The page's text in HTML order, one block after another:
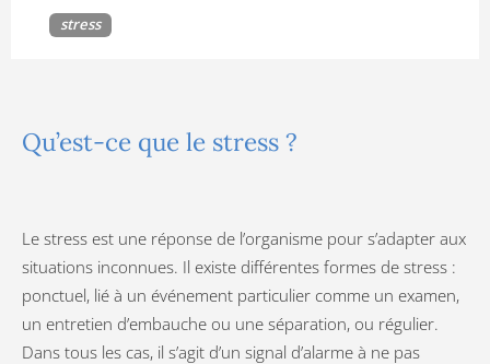
stress
Qu’est-ce que le stress ?
Le stress est une réponse de l’organisme pour s’adapter aux
situations inconnues. Il existe différentes formes de stress :
ponctuel, lié à un événement particulier comme un examen,
un entretien d’embauche ou une séparation, ou régulier.
Dans tous les cas, il s’agit d’un signal d’alarme à ne pas